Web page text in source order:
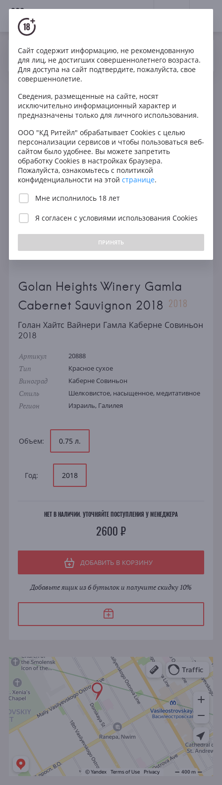
18+
Ваш город Москва ? Да
Вино Красное Сухое
Израиль
Golan Heights Winery Gamla Cabernet Sauvignon 2018
Golan Heights Winery Gamla
Cabernet Sauvignon 2018 2018
Голан Хайтс Вайнери Гамла Каберне Совиньон
2018
Артикул 20888
Тип Красное сухое
Виноград Каберне Совиньон
Стиль Шелковистое, насыщенное, медитативное
Регион Израиль, Галилея
Объем: 0.75 л.
Год: 2018
НЕТ В НАЛИЧИИ. УТОЧНЯЙТЕ ПОСТУПЛЕНИЯ У МЕНЕДЖЕРА
2600 ₽
ДОБАВИТЬ В КОРЗИНУ
Добавьте ящик из 6 бутылок и получите скидку 10%
Сайт содержит информацию, не рекомендованную
для лиц, не достигших совершеннолетнего возраста.
Для доступа на сайт подтвердите, пожалуйста, свое
совершеннолетие.
Сведения, размещенные на сайте, носят
исключительно информационный характер и
предназначены только для личного использования.
ООО "КД Ритейл" обрабатывает Cookies с целью
персонализации сервисов и чтобы пользоваться веб-
сайтом было удобнее. Вы можете запретить
обработку Cookies в настройках браузера.
Пожалуйста, ознакомьтесь с политикой
конфиденциальности на этой странице.
Мне исполнилось 18 лет
Я согласен с условиями использования Cookies
ПРИНЯТЬ